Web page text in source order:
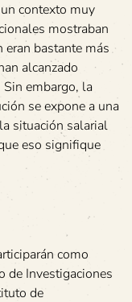
contexto muy
mostraban
eran bastante más
alcanzado
embargo, la
se expone a una
situación salarial
eso signifique
como
de Investigaciones
de